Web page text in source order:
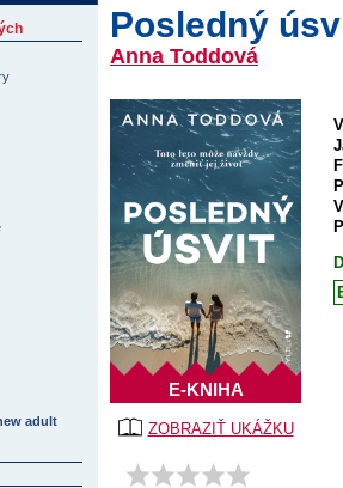
Posledný
Anna Toddová
ZOBRAZIŤ UKÁŽKU
E-KNIHA
adult